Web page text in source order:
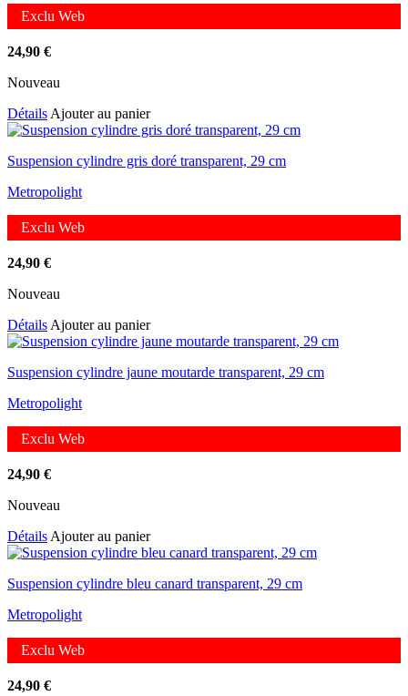
Exclu Web
24,90 €
Nouveau
Détails Ajouter au panier
Suspension cylindre gris doré transparent, 29 cm
Metropolight
Exclu Web
24,90 €
Nouveau
Détails Ajouter au panier
Suspension cylindre jaune moutarde transparent, 29 cm
Metropolight
Exclu Web
24,90 €
Nouveau
Détails Ajouter au panier
Suspension cylindre bleu canard transparent, 29 cm
Metropolight
Exclu Web
24,90 €